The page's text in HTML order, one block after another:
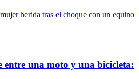
entre una moto y una bicicleta: